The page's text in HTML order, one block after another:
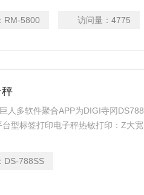
RM-5800 访问量：4775
人多软件聚合APP为DIGI寺冈DS788
型标签打印电子秤热敏打印：Z大宽
DS-788SS